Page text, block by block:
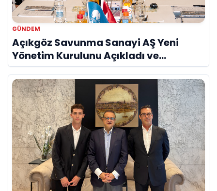
GÜNDEM
Açıkgöz Savunma Sanayi AŞ Yeni
Yönetim Kurulunu Açıkladı ve
Savunma Sanayinde Küresel Vizyon
Vurgusu